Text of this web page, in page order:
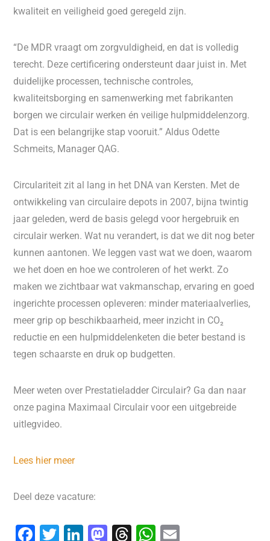
kwaliteit en veiligheid goed geregeld zijn.
“De MDR vraagt om zorgvuldigheid, en dat is volledig
terecht. Deze certificering ondersteunt daar juist in. Met
duidelijke processen, technische controles,
kwaliteitsborging en samenwerking met fabrikanten
borgen we circulair werken én veilige hulpmiddelenzorg.
Dat is een belangrijke stap vooruit.” Aldus Odette
Schmeits, Manager QAG.
Circulariteit zit al lang in het DNA van Kersten. Met de
ontwikkeling van circulaire depots in 2007, bijna twintig
jaar geleden, werd de basis gelegd voor hergebruik en
circulair werken. Wat nu verandert, is dat we dit nog beter
kunnen aantonen. We leggen vast wat we doen, waarom
we het doen en hoe we controleren of het werkt. Zo
maken we zichtbaar wat vakmanschap, ervaring en goed
ingerichte processen opleveren: minder materiaalverlies,
meer grip op beschikbaarheid, meer inzicht in CO₂
reductie en een hulpmiddelenketen die beter bestand is
tegen schaarste en druk op budgetten.
Meer weten over Prestatieladder Circulair? Ga dan naar
onze pagina Maximaal Circulair voor een uitgebreide
uitlegvideo.
Lees hier meer
Deel deze vacature:
F
T
Li M T
W